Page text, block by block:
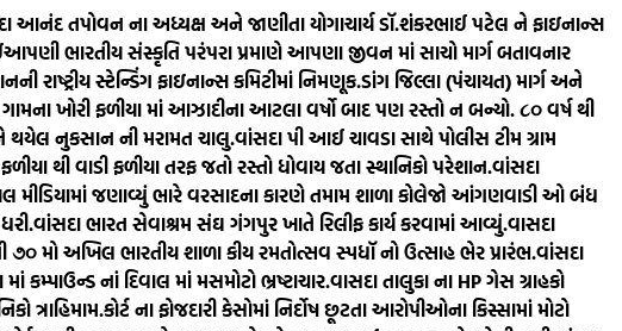
આનંદ તપોવન ના અધ્યક્ષ અને જાણીતા યોગાચાર્ય ડૉ.શંકરભાઈ પટેલ ને ફાઇનાન્સ
આપણી ભારતીય સંસ્કૃતિ પરંપરા પ્રમાણે આપણા જીવન માં સાચો માર્ગ બતાવનાર
સ્ટેન્ડિંગ ફાઇનાન્સ કમિટીમાં નિમણૂક.ડાંગ જિલ્લા (પંચાયત) માર્ગ અને
ગામના ખોરી ફળીયા માં આઝાદીના આટલા વર્ષો બાદ પણ રસ્તો ન બન્યો. ૮૦‌ વર્ષ થી
થયેલ નુકસાન ની મરામત ચાલુ.વાંસદા પી આઈ ચાવડા સાથે પોલીસ ટીમ ગ્રામ
થી વાડી ફળીયા તરફ જતો રસ્તો ધોવાય જતા સ્થાનિકો પરેશાન.વાંસદા
મીડિયામાં જણાવ્યું ભારે વરસાદના કારણે તમામ શાળા કોલેજો આંગણવાડી ઓ બંધ
વાંસદા ભારત સેવાશ્રમ સંઘ ગંગપુર ખાતે રિલીફ કાર્ય કરવામાં આવ્યું.વાસદા
૭૦ મો અખિલ ભારતીય શાળા કીય રમતોત્સવ સ્પધૉ નો ઉત્સાહ ભેર પ્રારંભ.વાંસદા
કમ્પાઉન્ડ નાં દિવાલ માં મસમોટો ભ્રષ્ટાચાર.વાસદા તાલુકા ના HP ગેસ ગ્રાહકો
ત્રાહિમામ.કોર્ટ ના ફોજદારી કેસોમાં નિર્દોષ છૂટતા આરોપીઓના કિસ્સામાં મોટો